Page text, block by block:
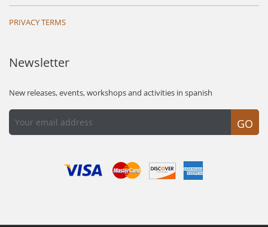
PRIVACY TERMS
Newsletter
New releases, events, workshops and activities in spanish
GO